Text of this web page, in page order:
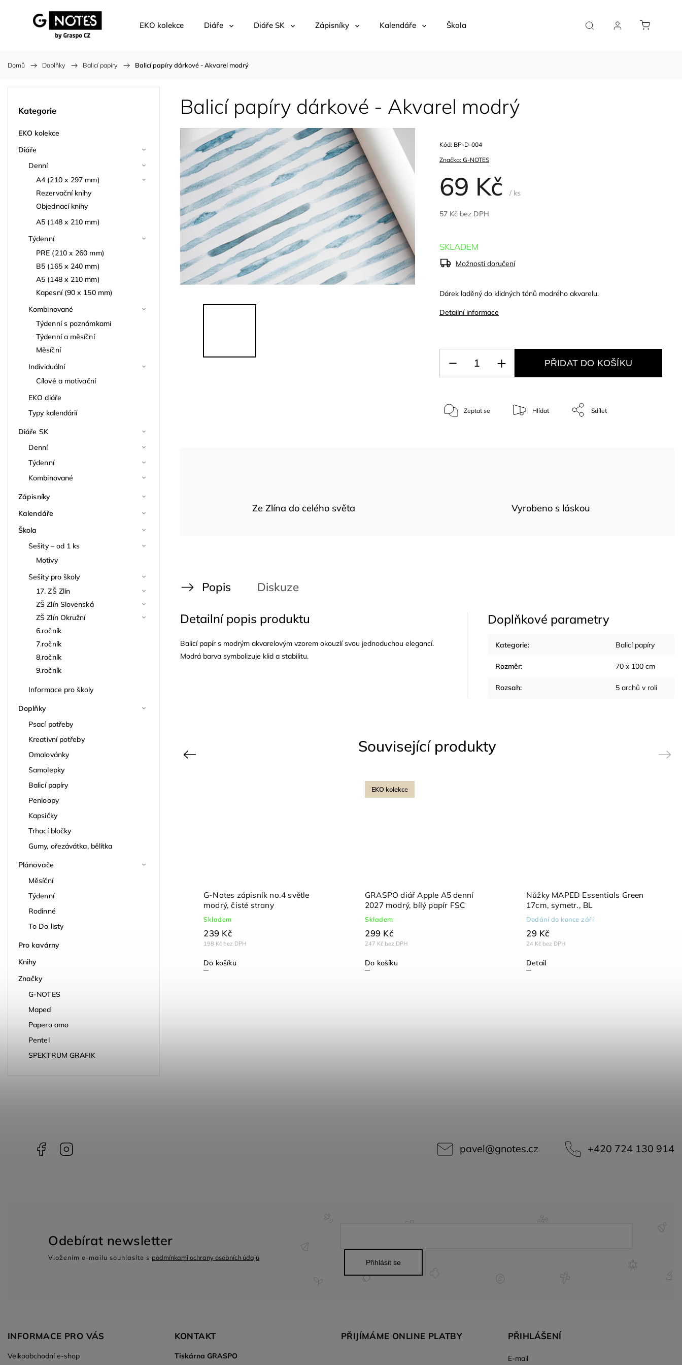
EKO kolekce Diáře Diáře SK Zápisníky Kalendáře Škola Plánovače Pro kavárny
Domů / Doplňky / Balicí papíry / Balicí papíry dárkové - Akvarel modrý
Kategorie
EKO kolekce
Diáře
Denní
A4 (210 x 297 mm)
Rezervační knihy
Objednací knihy
A5 (148 x 210 mm)
Týdenní
PRE (210 x 260 mm)
B5 (165 x 240 mm)
A5 (148 x 210 mm)
Kapesní (90 x 150 mm)
Kombinované
Týdenní s poznámkami
Týdenní a měsíční
Měsíční
Individuální
Cílové a motivační
EKO diáře
Typy kalendárií
Diáře SK
Denní
Týdenní
Kombinované
Zápisníky
Kalendáře
Škola
Sešity – od 1 ks
Motivy
Sešity pro školy
17. ZŠ Zlín
ZŠ Zlín Slovenská
ZŠ Zlín Okružní
6.ročník
7.ročník
8.ročník
9.ročník
Informace pro školy
Doplňky
Psací potřeby
Kreativní potřeby
Omalovánky
Samolepky
Balicí papíry
Penloopy
Kapsičky
Trhací bločky
Gumy, ořezávátka, bělítka
Plánovače
Měsíční
Týdenní
Rodinné
To Do listy
Pro kavárny
Knihy
Značky
G-NOTES
Maped
Papero amo
Pentel
SPEKTRUM GRAFIK
Balicí papíry dárkové - Akvarel modrý
Značka: G-NOTES
69 Kč / ks
57 Kč bez DPH
Kód: BP-D-004
Dárek laděný do klidných tónů modrého akvarelu.
Detailní informace
SKLADEM
Možnosti doručení
PŘIDAT DO KOŠÍKU
Zeptat se Hlídat Sdílet
Ze Zlína do celého světa Vyrobeno s láskou
Popis Diskuze
Detailní popis produktu
Balicí papír s modrým akvarelovým vzorem okouzlí svou jednoduchou elegancí.
Modrá barva symbolizuje klid a stabilitu.
Doplňkové parametry
Kategorie: Balicí papíry
Rozměr: 70 x 100 cm
Rozsah: 5 archů v roli
Související produkty
Previous
Lady size
GRASPO motivační diář Lady
330 Kč bez DPH
399 Kč
G-Notes zápisník no.4 světle
modrý, čisté strany
Skladem
198 Kč bez DPH
239 Kč
Do košíku
EKO kolekce
GRASPO diář Apple A5 denní
2027 modrý, bílý papír FSC
Skladem
247 Kč bez DPH
299 Kč
Do košíku
Nůžky MAPED Essentials Green
17cm, symetr., BL
Dodání do konce září
24 Kč bez DPH
29 Kč
Detail
Next
Facebook pavel@gnotes.cz +420 724 130 914
INFORMACE PRO VÁS
Velkoobchodní e-shop
KONTAKT
Tiskárna GRASPO
PŘIJÍMÁME ONLINE PLATBY PŘIHLÁŠENÍ
E-mail
Odebírat newsletter
Vložením e-mailu souhlasíte s podmínkami ochrany osobních údajů
Přihlásit se